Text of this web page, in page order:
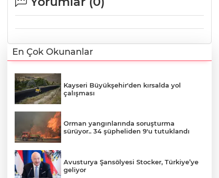
En Çok Okunanlar
Kayseri Büyükşehir'den kırsalda yol
çalışması
Orman yangınlarında soruşturma
sürüyor.. 34 şüpheliden 9'u tutuklandı
Avusturya Şansölyesi Stocker, Türkiye’ye
geliyor